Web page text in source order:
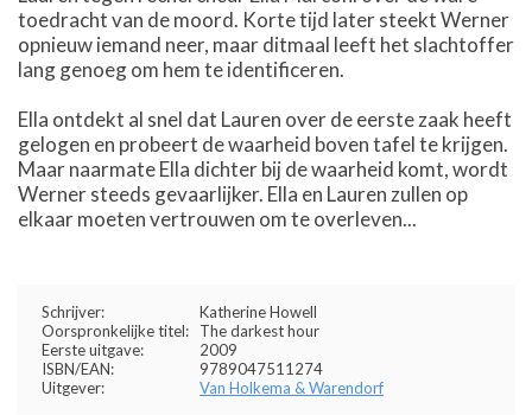
toedracht van de moord. Korte tijd later steekt Werner
opnieuw iemand neer, maar ditmaal leeft het slachtoffer
lang genoeg om hem te identificeren.
Ella ontdekt al snel dat Lauren over de eerste zaak heeft
gelogen en probeert de waarheid boven tafel te krijgen.
Maar naarmate Ella dichter bij de waarheid komt, wordt
Werner steeds gevaarlijker. Ella en Lauren zullen op
elkaar moeten vertrouwen om te overleven...
Schrijver:
Katherine Howell
Oorspronkelijke titel:
The darkest hour
Eerste uitgave:
2009
ISBN/EAN:
9789047511274
Uitgever:
Van Holkema & Warendorf